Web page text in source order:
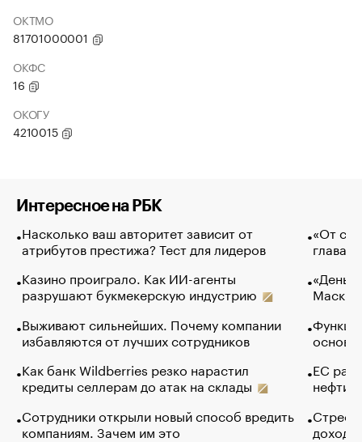
ОКТМО
81701000001
ОКФС
16
ОКОГУ
4210015
Интересное на РБК
Насколько ваш авторитет зависит от
атрибутов престижа? Тест для лидеров
Казино проиграло. Как ИИ-агенты
разрушают букмекерскую индустрию
Выживают сильнейших. Почему компании
избавляются от лучших сотрудников
Как банк Wildberries резко нарастил
кредиты селлерам до атак на склады
Сотрудники открыли новый способ вредить
компаниям. Зачем им это
«От
глава
Маск в
основ
ЕС
нефти